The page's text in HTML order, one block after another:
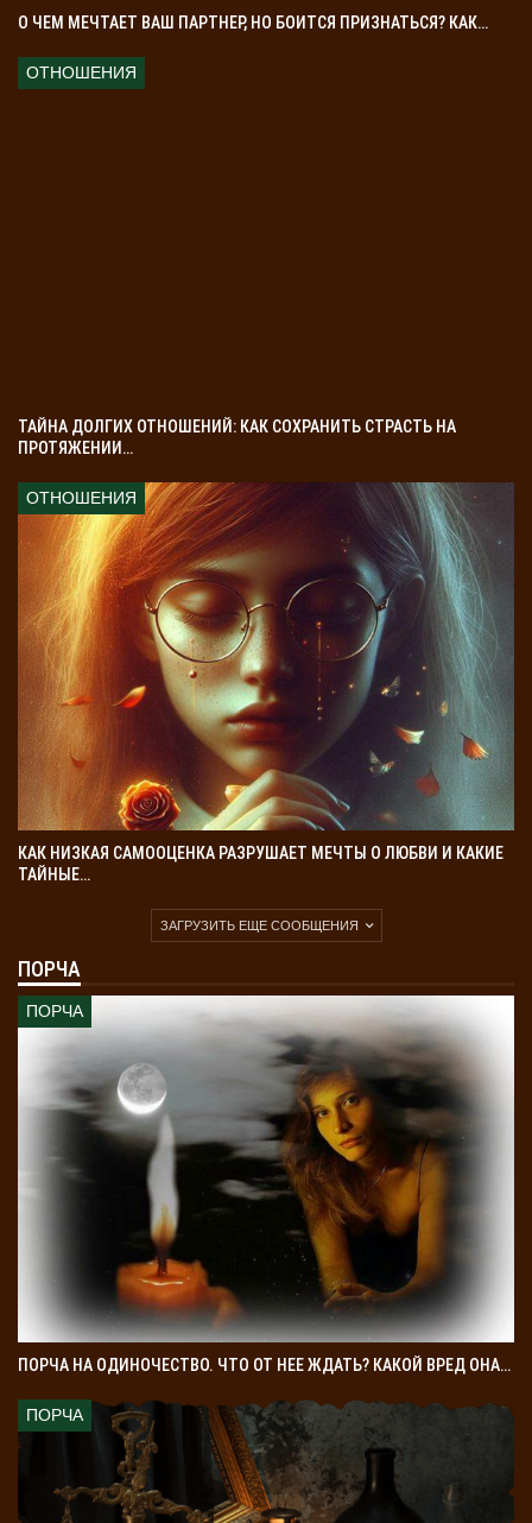
О ЧЕМ МЕЧТАЕТ ВАШ ПАРТНЕР, НО БОИТСЯ ПРИЗНАТЬСЯ? КАК…
ОТНОШЕНИЯ
ТАЙНА ДОЛГИХ ОТНОШЕНИЙ: КАК СОХРАНИТЬ СТРАСТЬ НА
ПРОТЯЖЕНИИ…
ОТНОШЕНИЯ
КАК НИЗКАЯ САМООЦЕНКА РАЗРУШАЕТ МЕЧТЫ О ЛЮБВИ И КАКИЕ
ТАЙНЫЕ…
ЗАГРУЗИТЬ ЕЩЕ СООБЩЕНИЯ
ПОРЧА
ПОРЧА
ПОРЧА НА ОДИНОЧЕСТВО. ЧТО ОТ НЕЕ ЖДАТЬ? КАКОЙ ВРЕД ОНА…
ПОРЧА